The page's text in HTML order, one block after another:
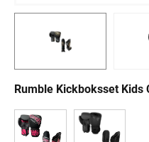
Rumble Kickboksset Kids